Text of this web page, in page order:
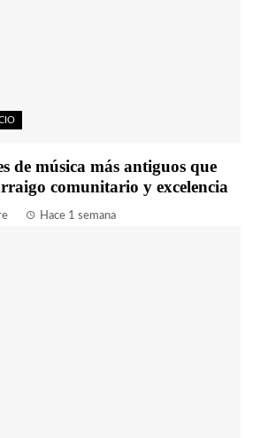
de música más antiguos que
comunitario y excelencia
Hace 1 semana